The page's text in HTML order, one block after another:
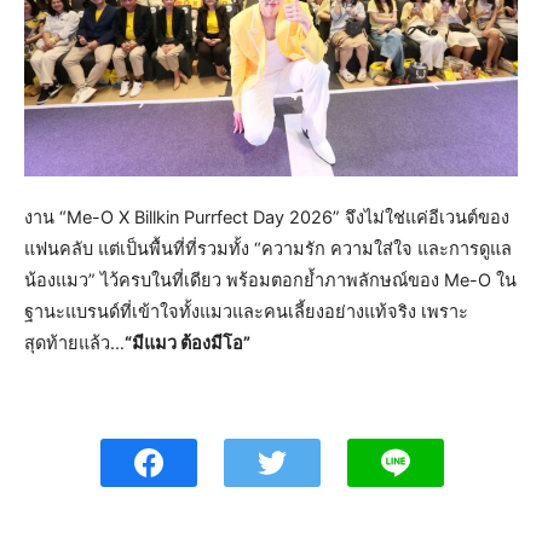
งาน “Me-O X Billkin Purrfect Day 2026” จึงไม่ใช่แค่อีเวนต์ของ
แฟนคลับ แต่เป็นพื้นที่ที่รวมทั้ง “ความรัก ความใส่ใจ และการดูแล
น้องแมว” ไว้ครบในที่เดียว พร้อมตอกย้ำภาพลักษณ์ของ Me-O ใน
ฐานะแบรนด์ที่เข้าใจทั้งแมวและคนเลี้ยงอย่างแท้จริง เพราะ
สุดท้ายแล้ว…“มีแมว ต้องมีโอ”